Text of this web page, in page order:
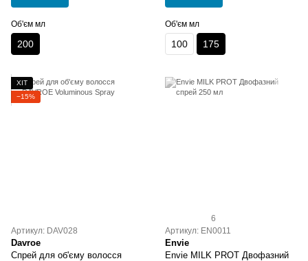
Об'єм мл
200
Об'єм мл
100 175
ХІТ
−15%
Артикул: DAV028
Davroe
Спрей для об'єму волосся
6
Артикул: EN0011
Envie
Envie MILK PROT Двофазний